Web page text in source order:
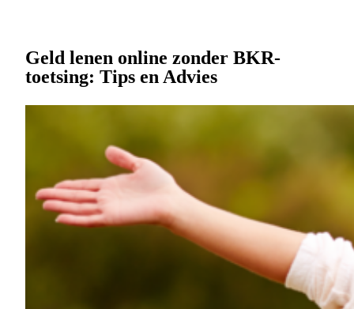
Geld lenen online zonder BKR-
toetsing: Tips en Advies